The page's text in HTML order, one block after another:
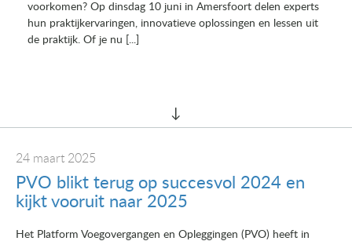
voorkomen? Op dinsdag 10 juni in Amersfoort delen experts
hun praktijkervaringen, innovatieve oplossingen en lessen uit
de praktijk. Of je nu [...]
24 maart 2025
PVO blikt terug op succesvol 2024 en
kijkt vooruit naar 2025
Het Platform Voegovergangen en Opleggingen (PVO) heeft in